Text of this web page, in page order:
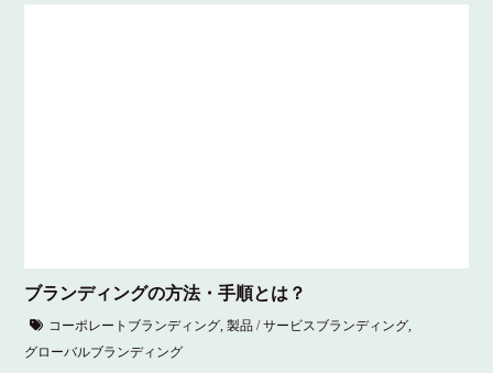
ブランディングの方法・手順とは？
コーポレートブランディング,製品 / サービスブランディング,
グローバルブランディング